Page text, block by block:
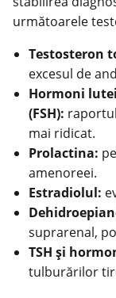
următoarele
Testosteron
excesul de
Hormoni
(FSH):
mai ridicat.
Prolactina:
amenoreei.
Estradiolul:
suprarenal,
TSH şi
tulburărilor